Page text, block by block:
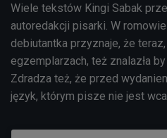
Wiele tekstów Kingi Sabak
autoredakcji pisarki. W
debiutantka przyznaje, że
egzemplarzach, też znalazła
Zdradza też, że przed
język, którym pisze nie jest